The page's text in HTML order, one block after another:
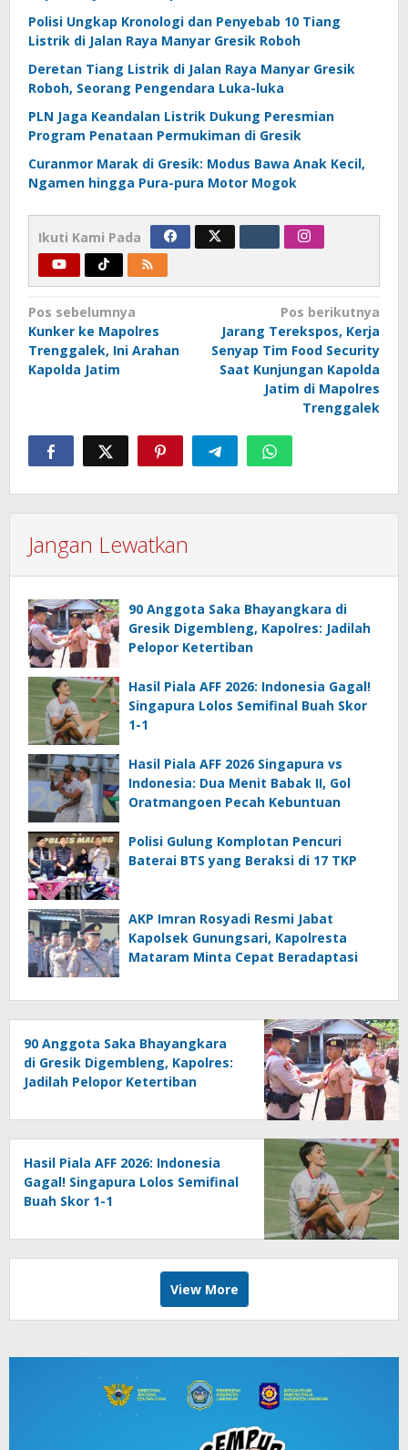
Polisi Ungkap Kronologi dan Penyebab 10 Tiang
Listrik di Jalan Raya Manyar Gresik Roboh
Deretan Tiang Listrik di Jalan Raya Manyar Gresik
Roboh, Seorang Pengendara Luka-luka
PLN Jaga Keandalan Listrik Dukung Peresmian
Program Penataan Permukiman di Gresik
Curanmor Marak di Gresik: Modus Bawa Anak Kecil,
Ngamen hingga Pura-pura Motor Mogok
Ikuti Kami Pada
Navigasi
pos
Pos sebelumnya
Kunker ke Mapolres
Trenggalek, Ini Arahan
Kapolda Jatim
Pos berikutnya
Jarang Terekspos, Kerja
Senyap Tim Food Security
Saat Kunjungan Kapolda
Jatim di Mapolres
Trenggalek
Jangan Lewatkan
90 Anggota Saka Bhayangkara di
Gresik Digembleng, Kapolres: Jadilah
Pelopor Ketertiban
Hasil Piala AFF 2026: Indonesia Gagal!
Singapura Lolos Semifinal Buah Skor
1-1
Hasil Piala AFF 2026 Singapura vs
Indonesia: Dua Menit Babak II, Gol
Oratmangoen Pecah Kebuntuan
Polisi Gulung Komplotan Pencuri
Baterai BTS yang Beraksi di 17 TKP
AKP Imran Rosyadi Resmi Jabat
Kapolsek Gunungsari, Kapolresta
Mataram Minta Cepat Beradaptasi
90 Anggota Saka Bhayangkara
di Gresik Digembleng, Kapolres:
Jadilah Pelopor Ketertiban
Hasil Piala AFF 2026: Indonesia
Gagal! Singapura Lolos Semifinal
Buah Skor 1-1
View More